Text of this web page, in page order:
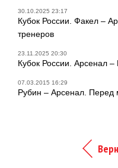
30.10.2025 23:17
Кубок России. Факел –
тренеров
23.11.2025 20:30
Кубок России. Арсенал
07.03.2015 16:29
Рубин – Арсенал. Перед